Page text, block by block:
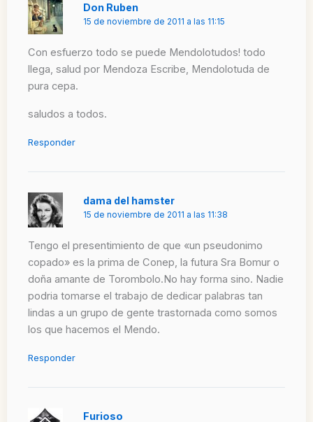
Don Ruben
15 de noviembre de 2011 a las 11:15
Con esfuerzo todo se puede Mendolotudos! todo
llega, salud por Mendoza Escribe, Mendolotuda de
pura cepa.
saludos a todos.
Responder
dama del hamster
15 de noviembre de 2011 a las 11:38
Tengo el presentimiento de que «un pseudonimo
copado» es la prima de Conep, la futura Sra Bomur o
doña amante de Torombolo.No hay forma sino. Nadie
podria tomarse el trabajo de dedicar palabras tan
lindas a un grupo de gente trastornada como somos
los que hacemos el Mendo.
Responder
Furioso